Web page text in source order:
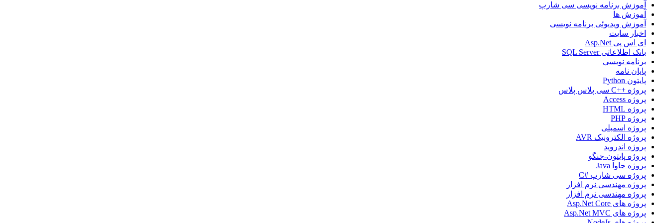
آموزش برنامه نویسی سی شارپ
آموزش ها
آموزش ویدیوئی برنامه نویسی
اخبار سایت
ای اس پی Asp.Net
بانک اطلاعاتی SQL Server
برنامه نویسی
پایان نامه
پایتون Python
پروژه ++C سی پلاس پلاس
پروژه Access
پروژه HTML
پروژه PHP
پروژه اسمبلی
پروژه الکترونیک AVR
پروژه اندروید
پروژه پایتون-جنگو
پروژه جاوا Java
پروژه سی شارپ #C
پروژه مهندسی نرم افزار
پروژه مهندسی نرم افزار
پروژه های Asp.Net Core
پروژه های Asp.Net MVC